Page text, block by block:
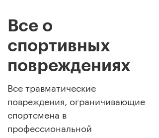
Все о
спортивных
повреждениях
Все травматические
повреждения, ограничивающие
спортсмена в
профессиональной